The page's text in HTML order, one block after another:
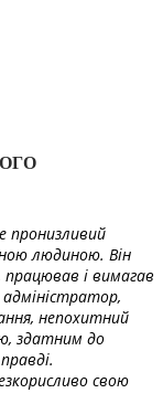
пронизливий
людиною. Він
працював і вимагав
непохитний
здатним до
свою